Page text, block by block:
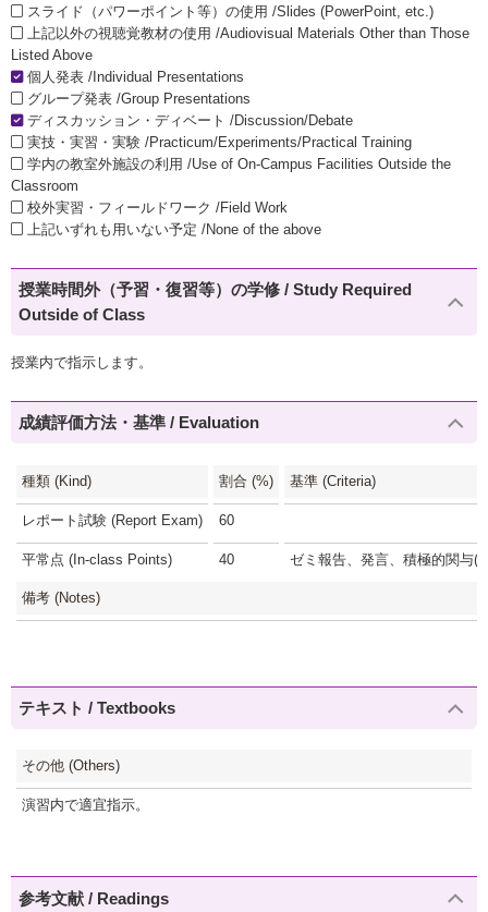
スライド（パワーポイント等）の使用 /Slides (PowerPoint, etc.)
上記以外の視聴覚教材の使用 /Audiovisual Materials Other than Those
Listed Above
個人発表 /Individual Presentations
グループ発表 /Group Presentations
ディスカッション・ディベート /Discussion/Debate
実技・実習・実験 /Practicum/Experiments/Practical Training
学内の教室外施設の利用 /Use of On-Campus Facilities Outside the
Classroom
校外実習・フィールドワーク /Field Work
上記いずれも用いない予定 /None of the above
授業時間外（予習・復習等）の学修 / Study Required
Outside of Class
授業内で指示します。
成績評価方法・基準 / Evaluation
種類 (Kind) 割合 (%) 基準 (Criteria)
レポート試験 (Report Exam) 60
平常点 (In-class Points) 40 ゼミ報告、発言、積極的関与
備考 (Notes)
テキスト / Textbooks
その他 (Others)
演習内で適宜指示。
参考文献 / Readings